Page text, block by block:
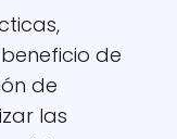
de
de
las